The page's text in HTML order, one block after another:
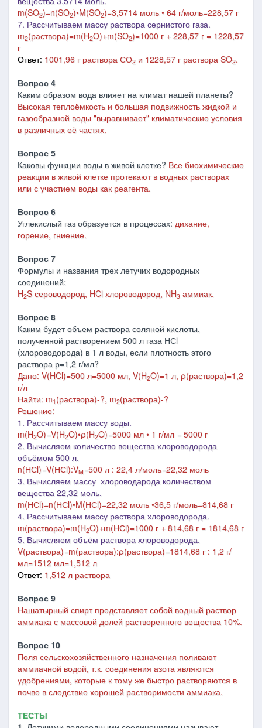
m(SO2)=n(SO2)•M(SO2)=3,5714 моль • 64 г/моль=228,57 г
7. Рассчитываем массу раствора сернистого газа.
m2(раствора)=m(H2O)+m(SO2)=1000 г + 228,57 г = 1228,57
г
Ответ: 1001,96 г раствора СО2 и 1228,57 г раствора SO2.
Вопрос 4
Каким образом вода влияет на климат нашей планеты?
Высокая теплоёмкость и большая подвижность жидкой и
газообразной воды "выравнивает" климатические условия
в различных её частях.
Вопрос 5
Каковы функции воды в живой клетке? Все биохимические
реакции в живой клетке протекают в водных растворах
или с участием воды как реагента.
Вопрос 6
Углекислый газ образуется в процессах: дихание,
горение, гниение.
Вопрос 7
Формулы и названия трех летучих водородных
соединений:
H2S сероводород, HCl хлороводород, NH3 аммиак.
Вопрос 8
Каким будет объем раствора соляной кислоты,
полученной растворением 500 л газа НСl
(хлороводорода) в 1 л воды, если плотность этого
раствора р=1,2 г/мл?
Дано: V(HCl)=500 л=5000 мл, V(H2O)=1 л, ρ(раствора)=1,2
г/л
Найти: m1 (раствора)-?, m2(раствора)-?
Решение:
1. Рассчитываем массу воды.
m(H2O)=V(H2O)•ρ(H2O)=5000 мл • 1 г/мл = 5000 г
2. Вычисляем количество вещества хлороводорода
объёмом 500 л.
n(НСl)=V(НСl):VM=500 л : 22,4 л/моль=22,32 моль
3. Вычисляем массу хлороводарода количеством
вещества 22,32 моль.
m(НСl)=n(НСl)•M(НСl)=22,32 моль •36,5 г/моль=814,68 г
4. Рассчитываем массу раствора хлороводорода.
m(раствора)=m(H2O)+m(НСl)=1000 г + 814,68 г = 1814,68 г
5. Вычисляем объём раствора хлороводорода.
V(раствора)=m(раствора):ρ(раствора)=1814,68 г : 1,2 г/
мл=1512 мл=1,512 л
Ответ: 1,512 л раствора
Вопрос 9
Нашатырный спирт представляет собой водный раствор
аммиака с массовой долей растворенного вещества 10%.
Вопрос 10
Поля сельскохозяйственного назначения поливают
аммиачной водой, т.к. соединения азота являются
удобрениями, которые к тому же быстро растворяются в
почве в следствие хорошей растворимости аммиака.
ТЕСТЫ